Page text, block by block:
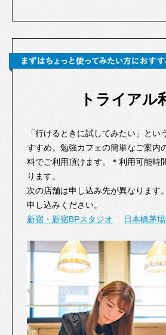
トライアル
「行けるときに試してみたい」とい
すすめ。勉強カフェの簡単なご案内
料でご利用頂けます。＊利用可能時
ります。
次の店舗は申し込み先が異なります
申し込みください。
新宿・新宿BPスタジオ
日本橋茅